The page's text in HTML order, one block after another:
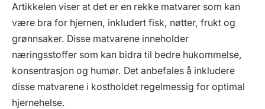
Artikkelen viser at det er en rekke matvarer som kan
være bra for hjernen, inkludert fisk, nøtter, frukt og
grønnsaker. Disse matvarene inneholder
næringsstoffer som kan bidra til bedre hukommelse,
konsentrasjon og humør. Det anbefales å inkludere
disse matvarene i kostholdet regelmessig for optimal
hjernehelse.